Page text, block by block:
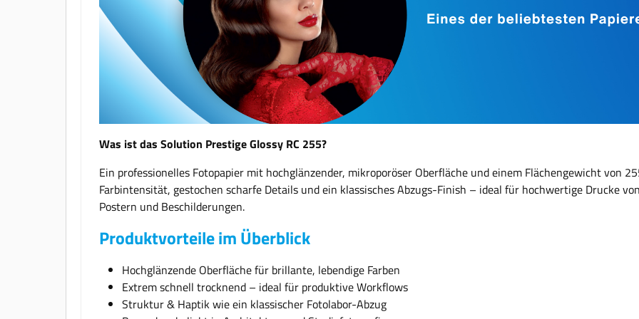
Was ist das Solution Prestige Glossy RC 255?
Ein professionelles Fotopapier mit hochglänzender, mikroporöser Oberfläche und einem Flächengewicht von
Farbintensität, gestochen scharfe Details und ein klassisches Abzugs-Finish – ideal für hochwertige Drucke
Postern und Beschilderungen.
Produktvorteile im Überblick
Hochglänzende Oberfläche für brillante, lebendige Farben
Extrem schnell trocknend – ideal für produktive Workflows
Struktur & Haptik wie ein klassischer Fotolabor-Abzug